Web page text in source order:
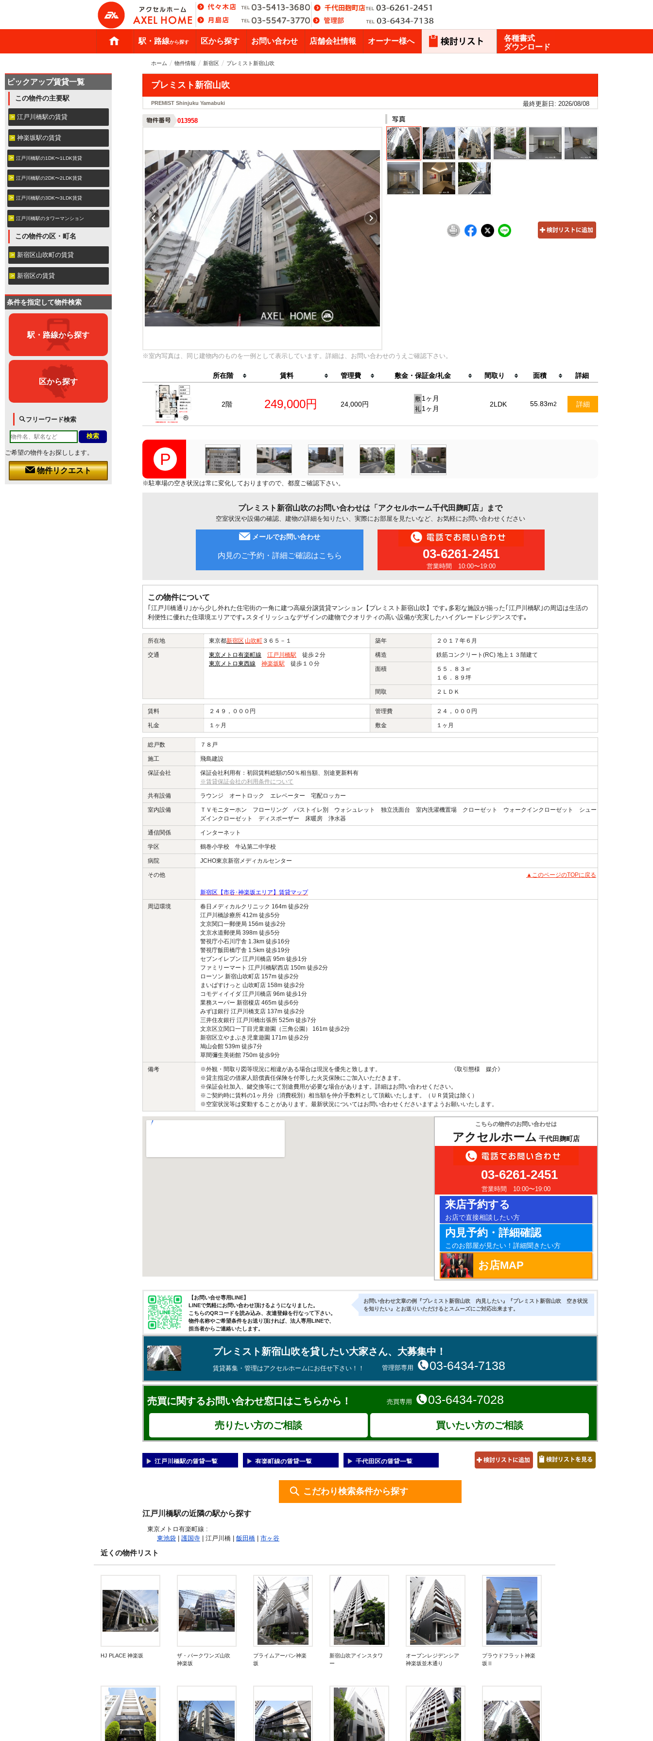
駅・路線から探す 区から探す お問い合わせ 店舗会社情報 オーナー様へ
各種書式
ダウンロード
ホーム 物件情報 新宿区 プレミスト新宿山吹
プレミスト新宿山吹
PREMIST Shinjuku Yamabuki 最終更新日: 2026/08/08
013958
※室内写真は、同じ建物内のものを一例として表示しています。詳細は、お問い合わせのうえご確認下さい。
所在階 賃料 管理費 敷金・保証金/礼金 間取り 面積 詳細
2階 249,000円 24,000円
敷 1ヶ月
礼 1ヶ月
2LDK 55.83m2 詳細
※駐車場の空き状況は常に変化しておりますので、都度ご確認下さい。
プレミスト新宿山吹のお問い合わせは「アクセルホーム千代田麹町店」まで
空室状況や設備の確認、建物の詳細を知りたい、実際にお部屋を見たいなど、お気軽にお問い合わせください
メールでお問い合わせ
内見のご予約・詳細ご確認はこちら 03-6261-2451
営業時間 10:00〜19:00
この物件について
｢江戸川橋通り｣から少し外れた住宅街の一角に建つ高級分譲賃貸マンション【プレミスト新宿山吹】です｡多彩な施設が揃った｢江戸川橋駅｣の周辺は生活の
利便性に優れた住環境エリアです｡スタイリッシュなデザインの建物でクオリティの高い設備が充実したハイグレードレジデンスです｡
所在地 東京都新宿区 山吹町 ３６５－１ 築年 ２０１７年６月
交通 東京メトロ有楽町線 江戸川橋駅 徒歩２分
東京メトロ東西線
神楽坂駅 徒歩１０分
構造 鉄筋コンクリート(RC) 地上１３階建て
面積
５５．８３㎡
１６．８９坪
間取 ２ＬＤＫ
賃料 ２４９，０００円 管理費 ２４，０００円
礼金 １ヶ月 敷金 １ヶ月
総戸数 ７８戸
施工 飛島建設
保証会社
保証会社利用有：初回賃料総額の50％相当額、別途更新料有
※賃貸保証会社の利用条件について
共有設備 ラウンジ オートロック エレベーター 宅配ロッカー
室内設備
ＴＶモニターホン フローリング バストイレ別 ウォシュレット 独立洗面台 室内洗濯機置場 クローゼット ウォークインクローゼット シュー
ズインクローゼット ディスポーザー 床暖房 浄水器
通信関係 インターネット
学区 鶴巻小学校 牛込第二中学校
病院 JCHO東京新宿メディカルセンター
その他 ▲このページのTOPに戻る
新宿区【市谷･神楽坂エリア】賃貸マップ
周辺環境
春日メディカルクリニック 164m 徒歩2分
江戸川橋診療所 412m 徒歩5分
文京関口一郵便局 156m 徒歩2分
文京水道郵便局 398m 徒歩5分
警視庁小石川庁舎 1.3km 徒歩16分
警視庁飯田橋庁舎 1.5km 徒歩19分
セブンイレブン 江戸川橋店 95m 徒歩1分
ファミリーマート 江戸川橋駅西店 150m 徒歩2分
ローソン 新宿山吹町店 157m 徒歩2分
まいばすけっと 山吹町店 158m 徒歩2分
コモディイイダ 江戸川橋店 96m 徒歩1分
業務スーパー 新宿榎店 465m 徒歩6分
みずほ銀行 江戸川橋支店 137m 徒歩2分
三井住友銀行 江戸川橋出張所 525m 徒歩7分
文京区立関口一丁目児童遊園（三角公園） 161m 徒歩2分
新宿区立やまぶき児童遊園 171m 徒歩2分
鳩山会館 539m 徒歩7分
草間彌生美術館 750m 徒歩9分
備考
※外観・間取り図等現況に相違がある場合は現況を優先と致します。 《取引態様 媒介》
※貸主指定の借家人賠償責任保険を付帯した火災保険にご加入いただきます。
※保証会社加入、鍵交換等にて別途費用が必要な場合があります。詳細はお問い合わせください。
※ご契約時に賃料の1ヶ月分（消費税別）相当額を仲介手数料として頂戴いたします。（ＵＲ賃貸は除く）
※空室状況等は変動することがあります。最新状況についてはお問い合わせくださいますようお願いいたします。
こちらの物件のお問い合わせは
アクセルホーム 千代田麹町店
03-6261-2451
営業時間 10:00〜19:00
来店予約する
お店で直接相談したい方
内見予約・詳細確認
このお部屋が見たい！詳細聞きたい方
お店MAP
【お問い合せ専用LINE】
LINEで気軽にお問い合わせ頂けるようになりました。
こちらのQRコードを読み込み、友達登録を行なって下さい。
物件名称やご希望条件をお送り頂ければ、法人専用LINEで、
担当者からご連絡いたします。
お問い合わせ文章の例『プレミスト新宿山吹 内見したい』『プレミスト新宿山吹 空き状況
を知りたい』とお送りいただけるとスムーズにご対応出来ます。
プレミスト新宿山吹を貸したい大家さん、大募集中！
賃貸募集・管理はアクセルホームにお任せ下さい！！ 管理部専用 03-6434-7138
売買に関するお問い合わせ窓口はこちらから！ 売買専用 03-6434-7028
売りたい方のご相談 買いたい方のご相談
江戸川橋駅の賃貸一覧 有楽町線の賃貸一覧 千代田区の賃貸一覧
こだわり検索条件から探す
江戸川橋駅の近隣の駅から探す
東京メトロ有楽町線 :
東池袋
護国寺 | 江戸川橋 | 飯田橋 市ヶ谷
近くの物件リスト
HJ PLACE 神楽坂
ザ・パークワンズ山吹
神楽坂
プライムアーバン神楽
坂
新宿山吹アインスタワ
ー
オープンレジデンシア
神楽坂並木通り
プラウドフラット神楽
坂Ⅱ
ピックアップ賃貸一覧
この物件の主要駅
江戸川橋駅の賃貸
神楽坂駅の賃貸
江戸川橋駅の1DK〜1LDK賃貸
江戸川橋駅の2DK〜2LDK賃貸
江戸川橋駅の3DK〜3LDK賃貸
江戸川橋駅のタワーマンション
この物件の区・町名
新宿区山吹町の賃貸
新宿区の賃貸
条件を指定して物件検索
駅・路線から探す
区から探す
フリーワード検索
ご希望の物件をお探しします。
物件リクエスト